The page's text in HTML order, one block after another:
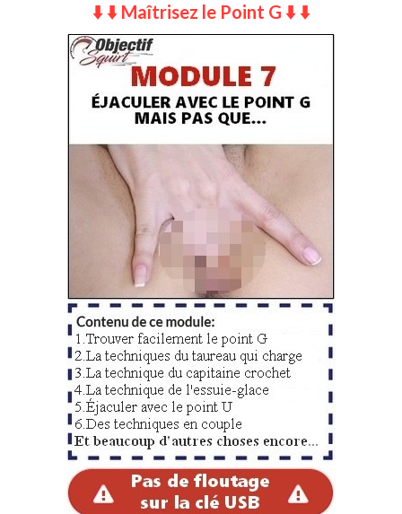
ont bien été effectués. Je vous le rappelle, le point G,
c’est la porte d’entrée vers ce merveilleux univers
qu’est l’éjaculation féminine !
À noter qu’avec les doigts, c’est selon moi la première
étape (fondamentale) pour chercher, trouver et
masturber ce point G car il est bon de comprendre
comment cela marche mais surtout de sentir ce qui se
passe dans le vagin. Et en l’espèce, les doigts le
permettent très facilement. Utiliser un gode courbé, oui
c’est super efficace (aussi) mais plutôt dans un second
temps, un peu comme faire jouir et
faire éjaculer une
avec le pénis. Conclusion, il ne faut pas brûler
les étapes car se servir de vos doigts justement (au
début tout du moins), cela vous permettra d’avoir la
maitrise (parfaite) de la situation.
N’hésitez pas à vous rendre sur ces quelques articles
afin de vous imprégner de tous ces sujets :
comment trouver le point G ?
la photo du point G, la voici !
⬇️ ⬇️ Maîtrisez le Point G ⬇️ ⬇️